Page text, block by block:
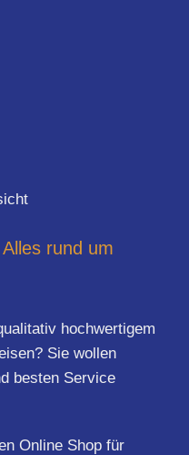
rund um
hochwertigem
Sie wollen
besten Service
Online Shop für